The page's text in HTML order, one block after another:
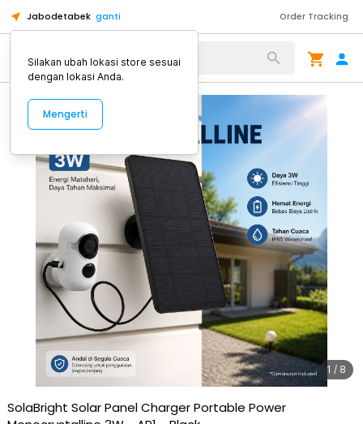
Jabodetabek ganti Order Tracking
Alat Kopi
1 / 8
SolaBright Solar Panel Charger Portable Power
Silakan ubah lokasi store sesuai
dengan lokasi Anda.
Mengerti